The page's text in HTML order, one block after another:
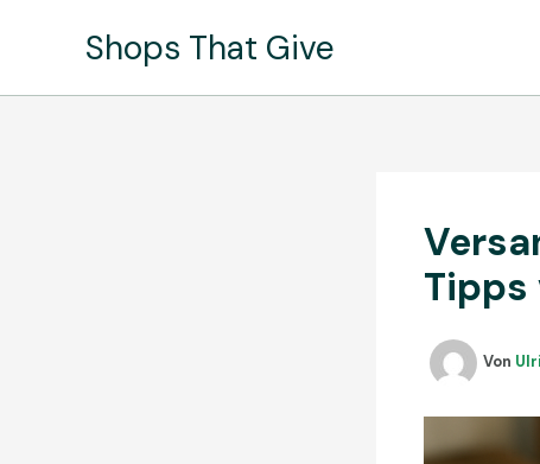
Shops That Give
Tipps
Von